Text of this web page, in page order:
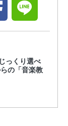
っくり選べ
の「音楽教